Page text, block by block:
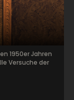
1950er Jahren
Versuche der